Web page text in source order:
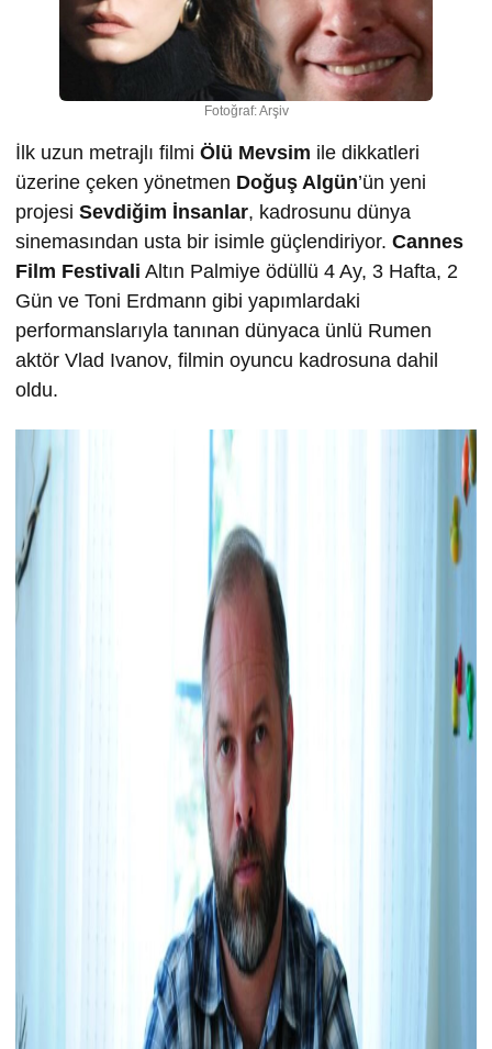
Fotoğraf: Arşiv
İlk uzun metrajlı filmi Ölü Mevsim ile dikkatleri
üzerine çeken yönetmen Doğuş Algün’ün yeni
projesi Sevdiğim İnsanlar, kadrosunu dünya
sinemasından usta bir isimle güçlendiriyor. Cannes
Film Festivali Altın Palmiye ödüllü 4 Ay, 3 Hafta, 2
Gün ve Toni Erdmann gibi yapımlardaki
performanslarıyla tanınan dünyaca ünlü Rumen
aktör Vlad Ivanov, filmin oyuncu kadrosuna dahil
oldu.